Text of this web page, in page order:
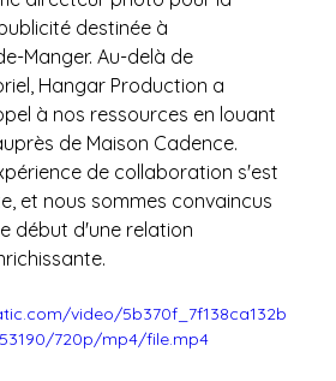
destinée à
Manger. Au-delà de
Hangar Production a
à nos ressources en louant
de Maison Cadence.
de collaboration s'est
et nous sommes convaincus
début d'une relation
video/5b370f_7f138ca132b
720p/mp4/file.mp4